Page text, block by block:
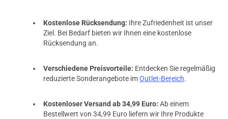
Kostenlose Rücksendung: Ihre Zufriedenheit ist unser
Ziel. Bei Bedarf bieten wir Ihnen eine kostenlose
Rücksendung an.
Verschiedene Preisvorteile: Entdecken Sie regelmäßig
reduzierte Sonderangebote imOutlet-Bereich.
Kostenloser Versand ab 34,99 Euro: Ab einem
Bestellwert von 34,99 Euro liefern wir Ihre Produkte